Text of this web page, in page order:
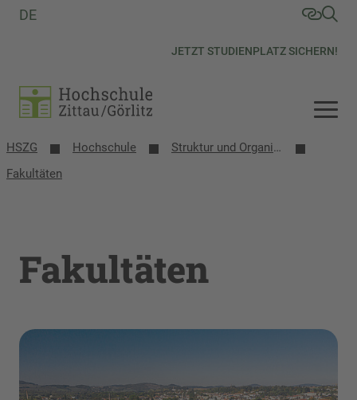
JETZT STUDIENPLATZ SICHERN!
DE
HSZG Hochschule
Struktur und Organisation
Fakultäten
Fakultäten